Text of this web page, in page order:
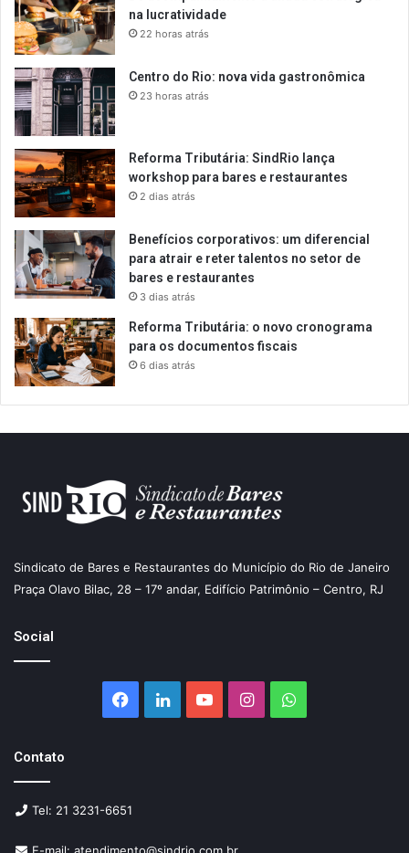
na lucratividade
22 horas atrás
Centro do Rio: nova vida gastronômica
23 horas atrás
Reforma Tributária: SindRio lança
workshop para bares e restaurantes
2 dias atrás
Benefícios corporativos: um diferencial
para atrair e reter talentos no setor de
bares e restaurantes
3 dias atrás
Reforma Tributária: o novo cronograma
para os documentos fiscais
6 dias atrás
Sindicato de Bares e Restaurantes do Município do Rio de Janeiro
Praça Olavo Bilac, 28 – 17º andar, Edifício Patrimônio – Centro, RJ
Social
Facebook
LinkedinYouTubeInstagramWhatsApp
Contato
Tel: 21 3231-6651
E-mail: atendimento@sindrio.com.br